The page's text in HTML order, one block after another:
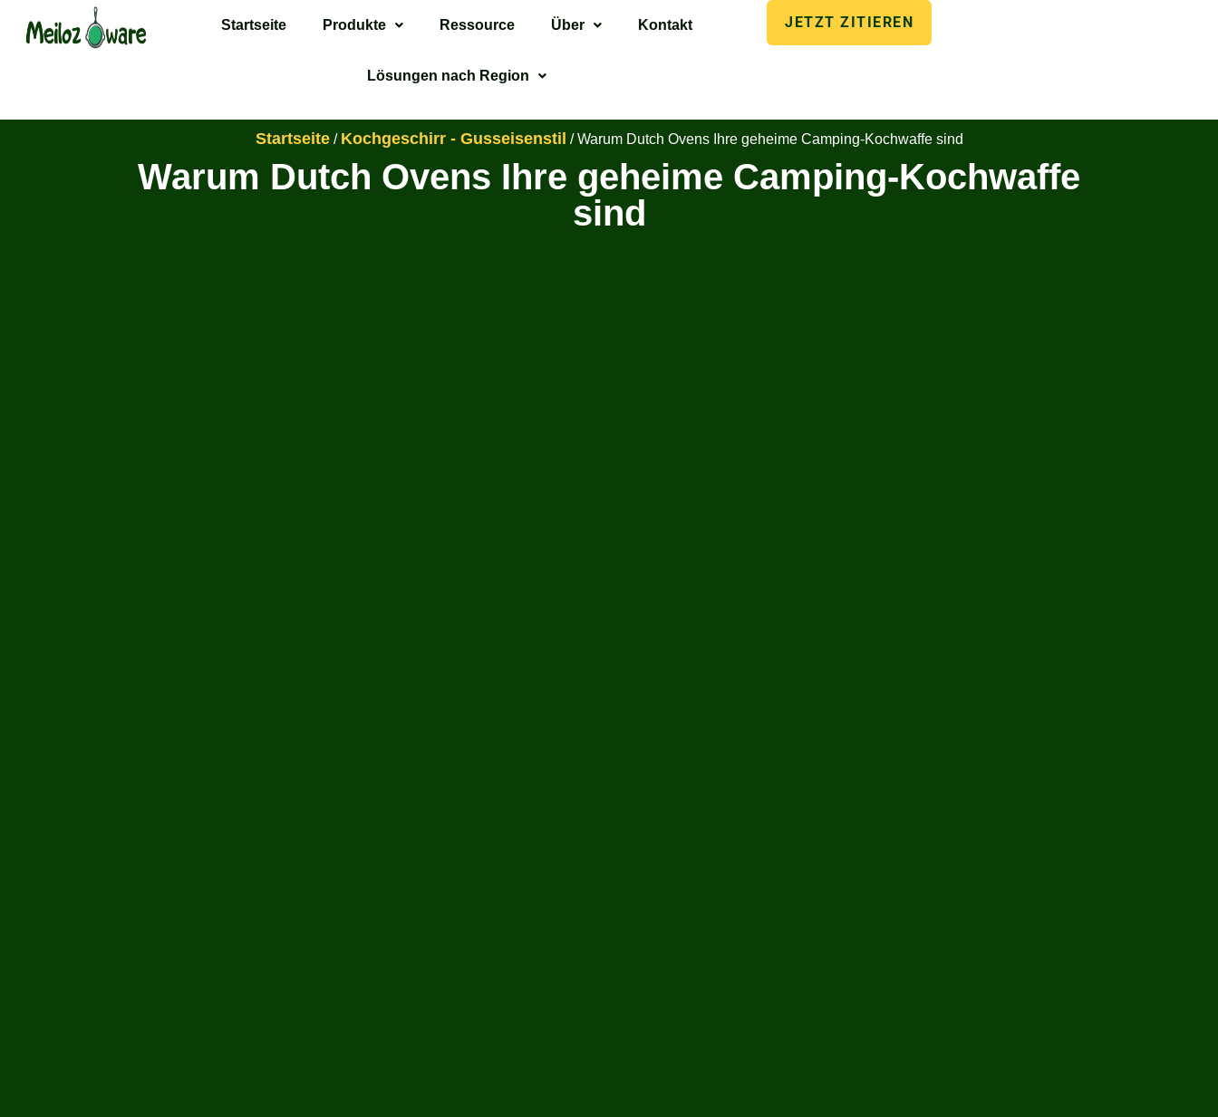
Startseite Produkte Ressource Über Kontakt
Lösungen nach Region
JETZT ZITIEREN
Startseite/ Kochgeschirr - Gusseisenstil / Warum Dutch Ovens Ihre geheime Camping-Kochwaffe sind
Warum Dutch Ovens Ihre geheime Camping-Kochwaffe
sind